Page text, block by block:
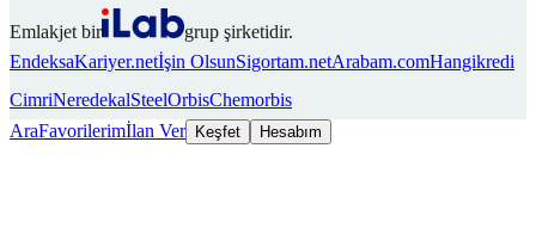
Emlakjet bir
grup şirketidir.
EndeksaKariyer.netİşin OlsunSigortam.netArabam.comHangikredi
CimriNeredekalSteelOrbisChemorbis
AraFavorilerimİlan Ver Keşfet Hesabım